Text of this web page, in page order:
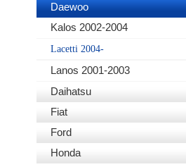
Daewoo
Kalos 2002-2004
Lacetti 2004-
Lanos 2001-2003
Daihatsu
Fiat
Ford
Honda